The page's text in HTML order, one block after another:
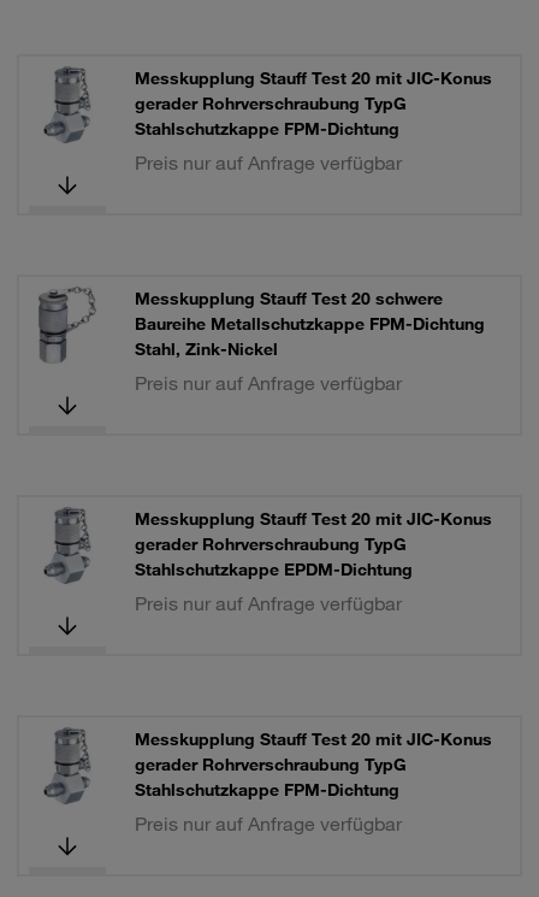
Messkupplung Stauff Test 20 mit JIC-Konus
gerader Rohrverschraubung TypG
Stahlschutzkappe FPM-Dichtung
Preis nur auf Anfrage verfügbar
Messkupplung Stauff Test 20 schwere
Baureihe Metallschutzkappe FPM-Dichtung
Stahl, Zink-Nickel
Preis nur auf Anfrage verfügbar
Messkupplung Stauff Test 20 mit JIC-Konus
gerader Rohrverschraubung TypG
Stahlschutzkappe EPDM-Dichtung
Preis nur auf Anfrage verfügbar
Messkupplung Stauff Test 20 mit JIC-Konus
gerader Rohrverschraubung TypG
Stahlschutzkappe FPM-Dichtung
Preis nur auf Anfrage verfügbar